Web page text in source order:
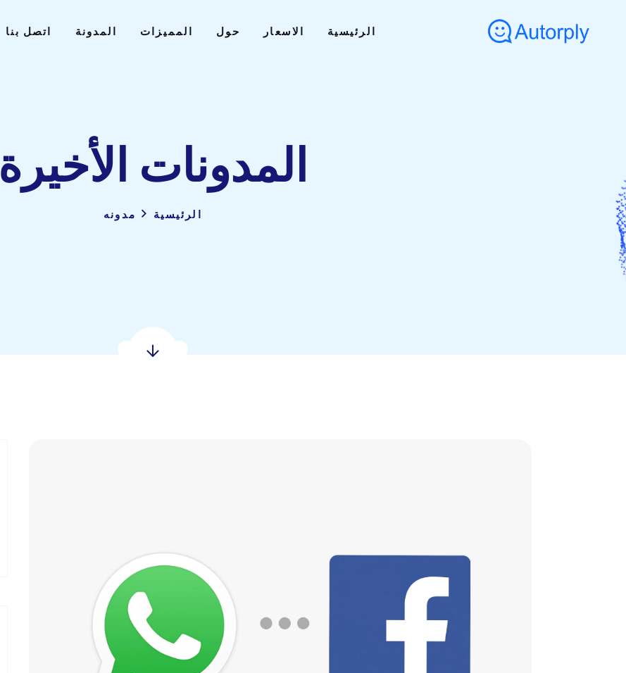
الرئيسية الاسعار حول المميزات المدونة اتصل بنا
المدونات الأخيرة
الرئيسية مدونه